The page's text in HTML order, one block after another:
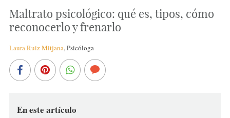
Maltrato psicológico: qué es, tipos, cómo
reconocerlo y frenarlo
Laura Ruiz Mitjana,Psicóloga
En este artículo